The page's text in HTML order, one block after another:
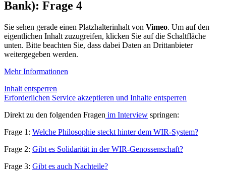
Bank): Frage 4
Sie sehen gerade einen Platzhalterinhalt von Vimeo. Um auf den
eigentlichen Inhalt zuzugreifen, klicken Sie auf die Schaltfläche
unten. Bitte beachten Sie, dass dabei Daten an Drittanbieter
weitergegeben werden.
Mehr Informationen
Inhalt entsperren
Erforderlichen Service akzeptieren und Inhalte entsperren
Direkt zu den folgenden Fragen im Interview springen:
Frage 1: Welche Philosophie steckt hinter dem WIR-System?
Frage 2: Gibt es Solidarität in der WIR-Genossenschaft?
Frage 3: Gibt es auch Nachteile?